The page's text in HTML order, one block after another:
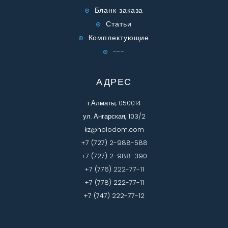
Бланк заказа
Статьи
Комплектующие
---
АДРЕС
г.Алматы, 050014
ул. Ангарская, 103/2
kz@holodom.com
+7 (727) 2-988-588
+7 (727) 2-988-390
+7 (776) 222-77-11
+7 (778) 222-77-11
+7 (747) 222-77-12